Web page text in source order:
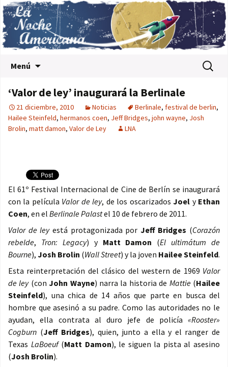
Menú Buscar:
‘Valor de ley’ inaugurará la Berlinale
21 diciembre, 2010 Noticias Berlinale, festival de berlin,
Hailee Steinfeld, hermanos coen, Jeff Bridges, john wayne, Josh
Brolin, matt damon, Valor de Ley LNA
El 61º Festival Internacional de Cine de Berlín se inaugurará
con la película Valor de ley, de los oscarizadosJoel y Ethan
Coen, en el Berlinale Palastel 10 de febrero de 2011.
Valor de leyestá protagonizada por Jeff Bridges (Corazón
rebelde, Tron: Legacy) y Matt Damon (El ultimátum de
Bourne), Josh Brolin (Wall Street) y la joven Hailee Steinfeld.
Esta reinterpretación del clásico del western de 1969 Valor
de ley(conJohn Wayne) narra la historia de Mattie(Hailee
Steinfeld), una chica de 14 años que parte en busca del
hombre que asesinó a su padre. Como las autoridades no le
ayudan, ella contrata al duro jefe de policía «Rooster»
Cogburn (Jeff Bridges), quien, junto a ella y el ranger de
Texas LaBoeuf(Matt Damon), le siguen la pista al asesino
(Josh Brolin).